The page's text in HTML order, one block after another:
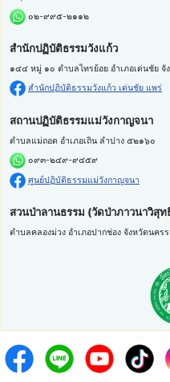
๐๒-๙๙๕-๒๑๑๒
สำนักปฏิบัติธรรมวังแก้ว
๑๔๔ หมู่ ๑๐ ตำบลไทรย้อย อำเภอเด่นชัย
สำนักปฏิบัติธรรมวังแก้ว เด่นชัย แพร่
สถานปฏิบัติธรรมแม่วังกาญจนา
ตำบลแม่ถอด อำเภอเถิน ลำปาง ๕๒๑๖๐
๐๙๓-๒๔๙-๙๔๕๙
ศูนย์ปฏิบัติธรรมแม่วังกาญจนา
สวนป่าลานธรรม (วัดป่าภาวนาวิสุ
ตำบลคลองม่วง อำเภอปากช่อง จังหวัดนคร